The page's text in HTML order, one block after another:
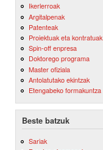
Ikerlerroak
Argitalpenak
Patenteak
Proiektuak eta kontratuak
Spin-off enpresa
Doktorego programa
Master ofiziala
Antolatutako ekintzak
Etengabeko formakuntza
Beste batzuk
Sariak